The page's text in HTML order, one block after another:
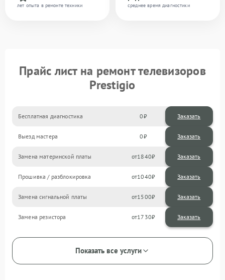
лет опыта в ремонте техники
среднее время диагностики
Прайс лист на ремонт телевизоров
Prestigio
Бесплатная диагностика 0 Заказать
Выезд мастера 0 Заказать
Замена материнской платы 1840
Прошивка / разблокировка 1040
Замена сигнальной платы 1500
Замена резистора 1730
Показать все услуги